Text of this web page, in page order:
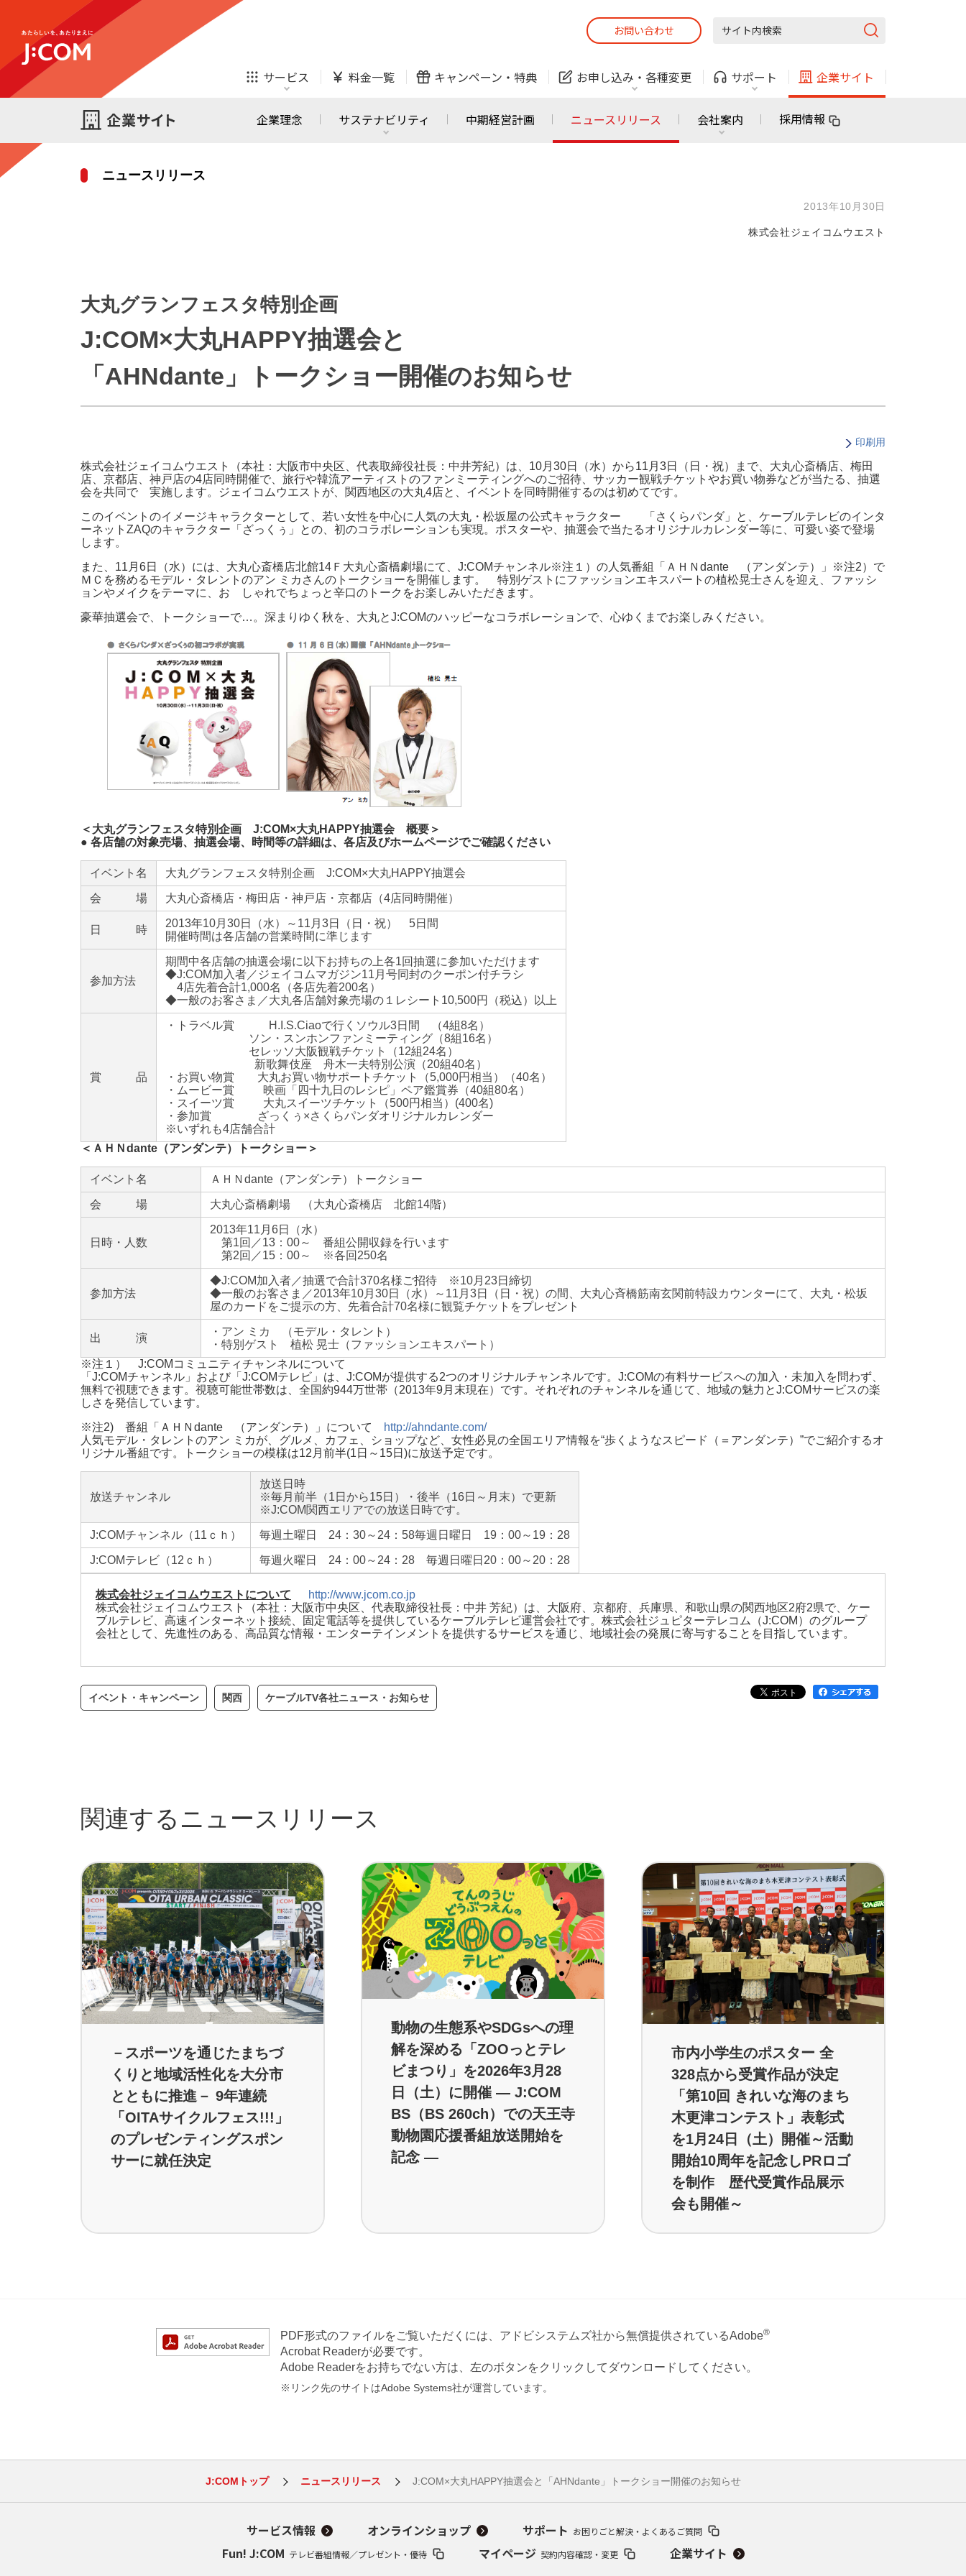
お問い合わせ
サービス 料金一覧 キャンペーン・ 特典 お申し込み・ 各種変更 サポート 企業サイト
ガス
利用できる物件も！
ガス
J:COM STREAM えんかくサポート
防災情報サービス
自転車生活サポート
J:COMブックス
WiMAX
訪問・窓口
テレビ でんき 固定電話
ほけん ローン 防犯カメラ
法人・自治体向けサービス
企業理念 サステナビリティ 中期経営計画 ニュースリリース 会社案内 採用情報
ニュースリリース
2013年10月30日
株式会社ジェイコムウエスト
大丸グランフェスタ特別企画
J:COM×大丸HAPPY抽選会と
「AHNdante」トークショー開催のお知らせ
印刷用
株式会社ジェイコムウエスト（本社：大阪市中央区、代表取締役社長：中井芳紀）は、10月30日（水）から11月3日（日・祝）まで、大丸心斎橋店、梅田
店、京都店、神戸店の4店同時開催で、旅行や韓流アーティストのファンミーティングへのご招待、サッカー観戦チケットやお買い物券などが当たる、抽選
会を共同で 実施します。ジェイコムウエストが、関西地区の大丸4店と、イベントを同時開催するのは初めてです。
このイベントのイメージキャラクターとして、若い女性を中心に人気の大丸・松坂屋の公式キャラクター 「さくらパンダ」と、ケーブルテレビのインタ
ーネットZAQのキャラクター「ざっくぅ」との、初のコラボレーションも実現。ポスターや、抽選会で当たるオリジナルカレンダー等に、可愛い姿で登場
します。
また、11月6日（水）には、大丸心斎橋店北館14Ｆ大丸心斎橋劇場にて、J:COMチャンネル※注１）の人気番組「ＡＨＮdante （アンダンテ）」※注2）で
ＭＣを務めるモデル・タレントのアン ミカさんのトークショーを開催します。 特別ゲストにファッションエキスパートの植松晃士さんを迎え、ファッシ
ョンやメイクをテーマに、お しゃれでちょっと辛口のトークをお楽しみいただきます。
豪華抽選会で、トークショーで…。深まりゆく秋を、大丸とJ:COMのハッピーなコラボレーションで、心ゆくまでお楽しみください。
＜大丸グランフェスタ特別企画 J:COM×大丸HAPPY抽選会 概要＞
● 各店舗の対象売場、抽選会場、時間等の詳細は、各店及びホームページでご確認ください
イベント名 大丸グランフェスタ特別企画 J:COM×大丸HAPPY抽選会
会 場 大丸心斎橋店・梅田店・神戸店・京都店（4店同時開催）
日 時
2013年10月30日（水）～11月3日（日・祝） 5日間
開催時間は各店舗の営業時間に準じます
参加方法
期間中各店舗の抽選会場に以下お持ちの上各1回抽選に参加いただけます
◆J:COM加入者／ジェイコムマガジン11月号同封のクーポン付チラシ
4店先着合計1,000名（各店先着200名）
◆一般のお客さま／大丸各店舗対象売場の１レシート10,500円（税込）以上
賞 品
・トラベル賞 H.I.S.Ciaoで行くソウル3日間 （4組8名）
ソン・スンホンファンミーティング（8組16名）
セレッソ大阪観戦チケット（12組24名）
新歌舞伎座 舟木一夫特別公演（20組40名）
・お買い物賞 大丸お買い物サポートチケット（5,000円相当）（40名）
・ムービー賞 映画「四十九日のレシピ」ペア鑑賞券（40組80名）
・スイーツ賞 大丸スイーツチケット（500円相当）(400名)
・参加賞 ざっくぅ×さくらパンダオリジナルカレンダー
※いずれも4店舗合計
＜ＡＨＮdante（アンダンテ）トークショー＞
イベント名 ＡＨＮdante（アンダンテ）トークショー
会 場 大丸心斎橋劇場 （大丸心斎橋店 北館14階）
日時・人数
2013年11月6日（水）
第1回／13：00～ 番組公開収録を行います
第2回／15：00～ ※各回250名
参加方法
◆J:COM加入者／抽選で合計370名様ご招待 ※10月23日締切
◆一般のお客さま／2013年10月30日（水）～11月3日（日・祝）の間、大丸心斉橋筋南玄関前特設カウンターにて、大丸・松坂
屋のカードをご提示の方、先着合計70名様に観覧チケットをプレゼント
出 演
・アン ミカ （モデル・タレント）
・特別ゲスト 植松 晃士（ファッションエキスパート）
※注１） J:COMコミュニティチャンネルについて
「J:COMチャンネル」および「J:COMテレビ」は、J:COMが提供する2つのオリジナルチャンネルです。J:COMの有料サービスへの加入・未加入を問わず、
無料で視聴できます。視聴可能世帯数は、全国約944万世帯（2013年9月末現在）です。それぞれのチャンネルを通じて、地域の魅力とJ:COMサービスの楽
しさを発信しています。
※注2) 番組「ＡＨＮdante （アンダンテ）」について
http://ahndante.com/
人気モデル・タレントのアン ミカが、グルメ、カフェ、ショップなど、女性必見の全国エリア情報を“歩くようなスピード（＝アンダンテ）”でご紹介するオ
リジナル番組です。トークショーの模様は12月前半(1日～15日)に放送予定です。
放送チャンネル
放送日時
※毎月前半（1日から15日）・後半（16日～月末）で更新
※J:COM関西エリアでの放送日時です。
J:COMチャンネル（11ｃｈ） 毎週土曜日 24：30～24：58毎週日曜日 19：00～19：28
J:COMテレビ（12ｃｈ） 毎週火曜日 24：00～24：28 毎週日曜日20：00～20：28
株式会社ジェイコムウエストについて
http://www.jcom.co.jp
株式会社ジェイコムウエスト（本社：大阪市中央区、代表取締役社長：中井 芳紀）は、大阪府、京都府、兵庫県、和歌山県の関西地区2府2県で、ケー
ブルテレビ、高速インターネット接続、固定電話等を提供しているケーブルテレビ運営会社です。株式会社ジュピターテレコム（J:COM）のグループ
会社として、先進性のある、高品質な情報・エンターテインメントを提供するサービスを通じ、地域社会の発展に寄与することを目指しています。
イベント・キャンペーン 関西 ケーブルTV各社ニュース・お知らせ
関連するニュースリリース
－スポーツを通じたまちづ
くりと地域活性化を大分市
とともに推進－ 9年連続
「OITAサイクルフェス!!!」
のプレゼンティングスポン
サーに就任決定
動物の生態系やSDGsへの理
解を深める「ZOOっとテレ
ビまつり」を2026年3月28
日（土）に開催 ― J:COM
BS（BS 260ch）での天王寺
動物園応援番組放送開始を
記念 ―
市内小学生のポスター 全
328点から受賞作品が決定
「第10回 きれいな海のまち
木更津コンテスト」表彰式
を1月24日（土）開催～活動
開始10周年を記念しPRロゴ
を制作 歴代受賞作品展示
会も開催～
PDF形式のファイルをご覧いただくには、アドビシステムズ社から無償提供されているAdobe®
Acrobat Readerが必要です。
Adobe Readerをお持ちでない方は、左のボタンをクリックしてダウンロードしてください。
※リンク先のサイトはAdobe Systems社が運営しています。
J:COMトップ ニュースリリース J:COM×大丸HAPPY抽選会と「AHNdante」トークショー開催のお知らせ
サービス情報 オンラインショップ サポート お困りごと解決・よくあるご質問
Fun! J:COM テレビ番組情報／プレゼント・優待 マイページ 契約内容確認・変更 企業サイト